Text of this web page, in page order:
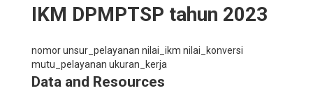
IKM DPMPTSP tahun 2023
nomor unsur_pelayanan nilai_ikm nilai_konversi
mutu_pelayanan ukuran_kerja
Data and Resources